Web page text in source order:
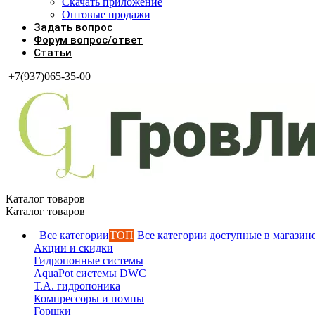
Оптовые продажи
Задать вопрос
Форум вопрос/ответ
Статьи
+7(937)065-35-00
Каталог товаров
Каталог товаров
Все категорииТОП Все категории доступные в
Акции и скидки
Гидропонные системы
AquaPot системы DWC
T.A. гидропоника
Компрессоры и помпы
Горшки